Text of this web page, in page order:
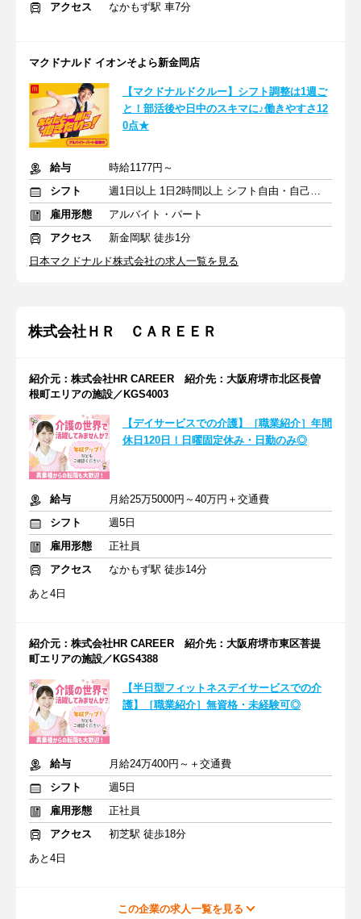
アクセス
なかもず駅 車7分
マクドナルド イオンそよら新金岡店
【マクドナルドクルー】シフト調整は1週ご
と！部活後や日中のスキマに♪働きやすさ12
0点★
給与
時給1177円～
シフト
週1日以上 1日2時間以上 シフト自由・自己申告
雇用形態
アルバイト・パート
アクセス
新金岡駅 徒歩1分
日本マクドナルド株式会社の求人一覧を見る
株式会社ＨＲ ＣＡＲＥＥＲ
紹介元：株式会社HR CAREER 紹介先：大阪府堺市北区長曽
根町エリアの施設／KGS4003
【デイサービスでの介護】［職業紹介］年間
休日120日！日曜固定休み・日勤のみ◎
給与
月給25万5000円～40万円＋交通費
シフト
週5日
雇用形態
正社員
アクセス
なかもず駅 徒歩14分
あと4日
紹介元：株式会社HR CAREER 紹介先：大阪府堺市東区菩提
町エリアの施設／KGS4388
【半日型フィットネスデイサービスでの介
護】［職業紹介］無資格・未経験可◎
給与
月給24万400円～＋交通費
シフト
週5日
雇用形態
正社員
アクセス
初芝駅 徒歩18分
あと4日
この企業の求人一覧を見る